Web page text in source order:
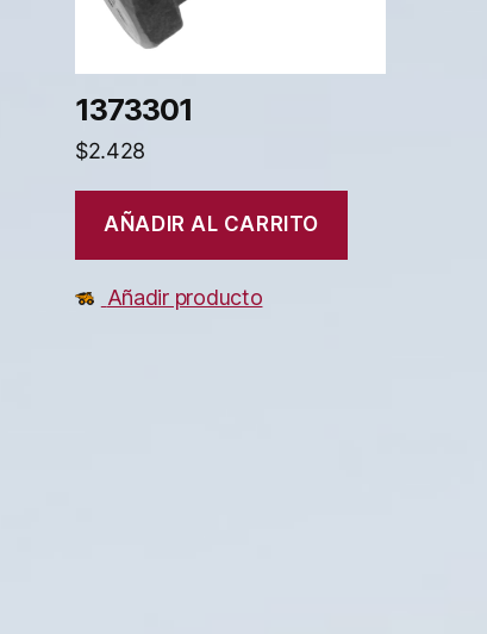
1373301
$2.428
AÑADIR AL CARRITO
Añadir producto